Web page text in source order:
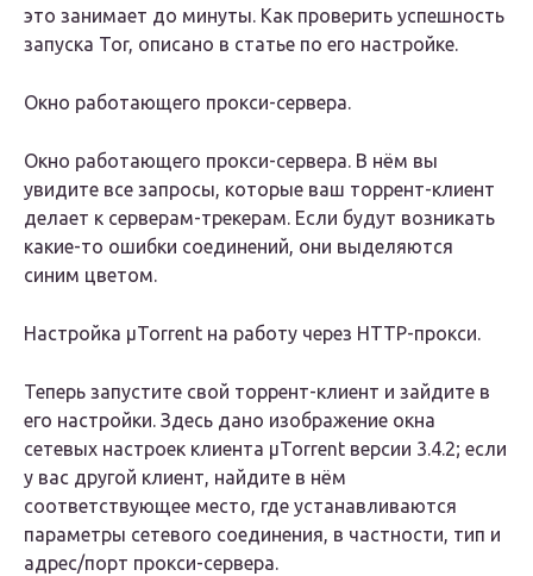
это занимает до минуты. Как проверить успешность
запуска Tor, описано в статье по его настройке.
Окно работающего прокси-сервера.
Окно работающего прокси-сервера. В нём вы
увидите все запросы, которые ваш торрент-клиент
делает к серверам-трекерам. Если будут возникать
какие-то ошибки соединений, они выделяются
синим цветом.
Настройка μTorrent на работу через HTTP-прокси.
Теперь запустите свой торрент-клиент и зайдите в
его настройки. Здесь дано изображение окна
сетевых настроек клиента µTorrent версии 3.4.2; если
у вас другой клиент, найдите в нём
соответствующее место, где устанавливаются
параметры сетевого соединения, в частности, тип и
адрес/порт прокси-сервера.